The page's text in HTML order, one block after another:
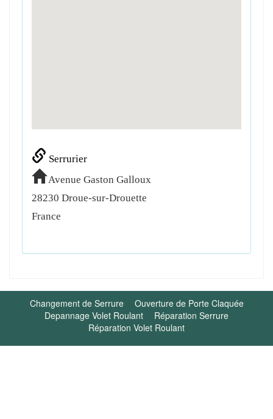
Serrurier
Avenue Gaston Galloux
28230 Droue-sur-Drouette
France
Changement de Serrure
Ouverture de Porte Claquée
Depannage Volet Roulant
Réparation Serrure
Réparation Volet Roulant